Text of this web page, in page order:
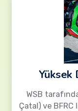
Yüksek
WSB
Çatal) ve BFRC